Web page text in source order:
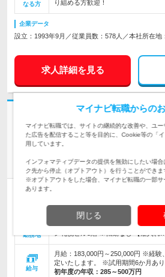
なる方
り組める方歓迎！
企業データ
設立：1993年9月／従業員数：578人／本社所在地
求人詳細を見る
志望動機・自己PR不要 あと3日
株式会社博報堂プロダクツデザインスタジオ |
資のデザイン会社
会社
契約社員
情報更新日：2026/03/02 終了予定日：2026/08/10
勤務地
＜札幌本社＞ 北海道札幌市中央区南
給与
月給：183,000円～250,000円 ※経験
定いたします。 ※試用期間6か月あ
初年度の年収： 285～500万円
マイナビ転職からの
マイナビ転職では、サイトの継続的な改善や、ユ
た広告を配信すること等を目的に、Cookie等の「
用しています。
インフォマティブデータの提供を無効にしたい場
ク先から停止（オプトアウト）を行うことができま
※オプトアウトをした場合、マイナビ転職の一部
あります。
閉じる